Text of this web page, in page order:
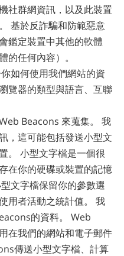
社群網資訊，以及此裝置
基於反詐騙和防範惡意
鑑定裝置中其他的軟體
的任何內容）。
如何使用我們網站的資
覽器的類型與語言、互聯
Beacons 來蒐集。 我
，這可能包括發送小型文
。 小型文字檔是一個很
在你的硬碟或裝置的記憶
文字檔保留你的參數選
用者活動之統計值。 我
的資料。 Web
在我們的網站和電子郵件
傳送小型文字檔、計算